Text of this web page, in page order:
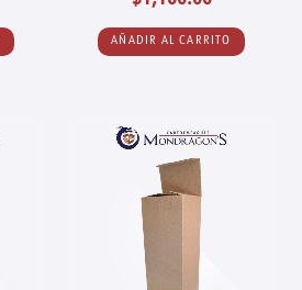
AÑADIR AL CARRITO